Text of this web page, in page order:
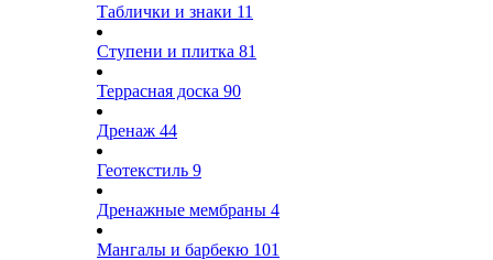
Таблички и знаки 11
Ступени и плитка 81
Террасная доска 90
Дренаж 44
Геотекстиль 9
Дренажные мембраны 4
Мангалы и барбекю 101